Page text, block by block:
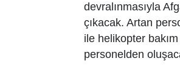
devralınmasıyla
çıkacak. Artan
ile helikopter
personelden